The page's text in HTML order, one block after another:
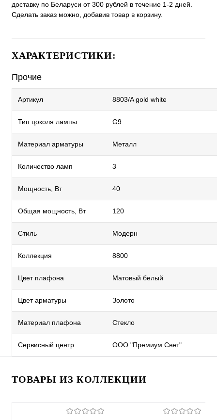
доставку по Беларуси от 300 рублей в течение 1-2 дней.
Сделать заказ можно, добавив товар в корзину.
ХАРАКТЕРИСТИКИ:
Прочие
Артикул 8803/A gold white
Тип цоколя лампы G9
Материал арматуры Металл
Количество ламп 3
Мощность, Вт 40
Общая мощность, Вт 120
Стиль Модерн
Коллекция 8800
Цвет плафона Матовый белый
Цвет арматуры Золото
Материал плафона Стекло
Сервисный центр ООО "Премиум Свет"
ТОВАРЫ ИЗ КОЛЛЕКЦИИ